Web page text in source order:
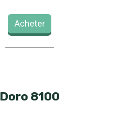
Acheter
Doro 8100